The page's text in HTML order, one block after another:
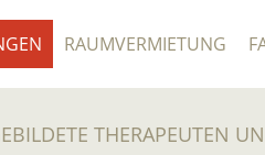
RAUMVERMIETUNG
THERAPEUTEN